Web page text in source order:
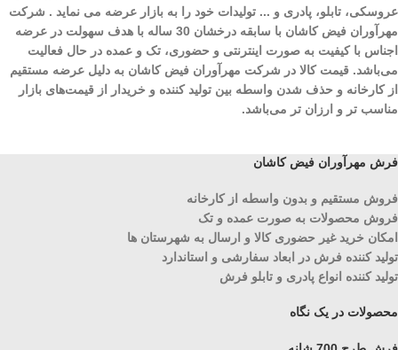
عروسکی، تابلو، پادری و ... تولیدات خود را به بازار عرضه می نماید . شرکت
مهرآوران فیض کاشان با سابقه درخشان 30 ساله با هدف سهولت در عرضه
اجناس با کیفیت به صورت اینترنتی و حضوری، تک و عمده در حال فعالیت
می‌باشد. قیمت کالا در شرکت مهرآوران فیض کاشان به دلیل عرضه مستقیم
از کارخانه و حذف شدن واسطه بین تولید کننده و خریدار از قیمت‌های بازار
مناسب تر و ارزان تر می‌باشد.
فرش مهرآوران فیض کاشان
فروش مستقیم و بدون واسطه از کارخانه
فروش محصولات به صورت عمده و تک
امکان خرید غیر حضوری کالا و ارسال به شهرستان ها
تولید کننده فرش در ابعاد سفارشی و استاندارد
تولید کننده انواع پادری و تابلو فرش
محصولات در یک نگاه